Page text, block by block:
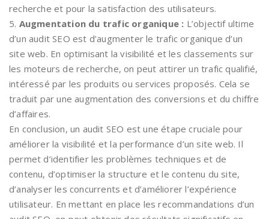
recherche et pour la satisfaction des utilisateurs.
5. Augmentation du trafic organique : L’objectif ultime
d’un audit SEO est d’augmenter le trafic organique d’un
site web. En optimisant la visibilité et les classements sur
les moteurs de recherche, on peut attirer un trafic qualifié,
intéressé par les produits ou services proposés. Cela se
traduit par une augmentation des conversions et du chiffre
d’affaires.
En conclusion, un audit SEO est une étape cruciale pour
améliorer la visibilité et la performance d’un site web. Il
permet d’identifier les problèmes techniques et de
contenu, d’optimiser la structure et le contenu du site,
d’analyser les concurrents et d’améliorer l’expérience
utilisateur. En mettant en place les recommandations d’un